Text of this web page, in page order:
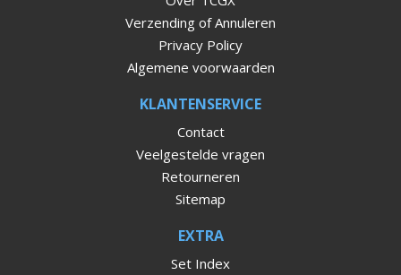
Verzending of Annuleren
Privacy Policy
Algemene voorwaarden
KLANTENSERVICE
Contact
Veelgestelde vragen
Retourneren
Sitemap
EXTRA
Set Index